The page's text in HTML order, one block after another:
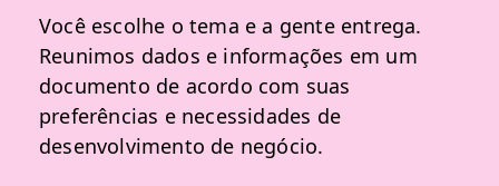
Você escolhe o tema e a gente entrega.
Reunimos dados e informações em um
documento de acordo com suas
preferências e necessidades de
desenvolvimento de negócio.